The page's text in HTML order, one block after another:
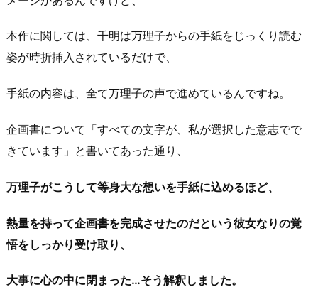
本作に関しては、千明は万理子からの手紙をじっくり読む
姿が時折挿入されているだけで、
手紙の内容は、全て万理子の声で進めているんですね。
企画書について「すべての文字が、私が選択した意志でで
きています」と書いてあった通り、
万理子がこうして等身大な想いを手紙に込めるほど、
熱量を持って企画書を完成させたのだという彼女なりの覚
悟をしっかり受け取り、
大事に心の中に閉まった…そう解釈しました。